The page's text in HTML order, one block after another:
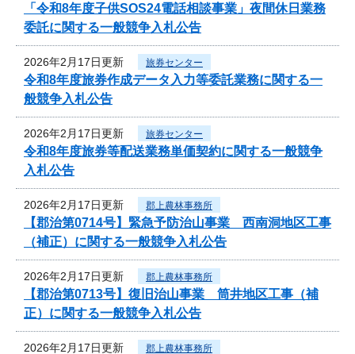
「令和8年度子供SOS24電話相談事業」夜間休日業務
委託に関する一般競争入札公告
2026年2月17日更新 旅券センター
令和8年度旅券作成データ入力等委託業務に関する一
般競争入札公告
2026年2月17日更新 旅券センター
令和8年度旅券等配送業務単価契約に関する一般競争
入札公告
2026年2月17日更新 郡上農林事務所
【郡治第0714号】緊急予防治山事業 西南洞地区工事
（補正）に関する一般競争入札公告
2026年2月17日更新 郡上農林事務所
【郡治第0713号】復旧治山事業 筒井地区工事（補
正）に関する一般競争入札公告
2026年2月17日更新 郡上農林事務所